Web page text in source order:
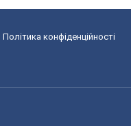
Політика конфіденційності